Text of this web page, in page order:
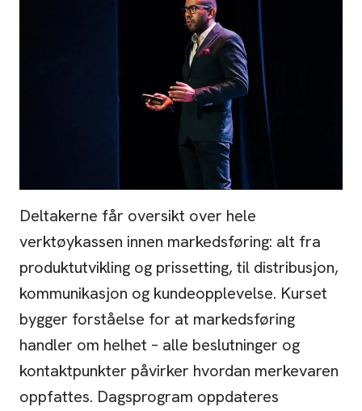
Deltakerne får oversikt over hele
verktøykassen innen markedsføring: alt fra
produktutvikling og prissetting, til distribusjon,
kommunikasjon og kundeopplevelse. Kurset
bygger forståelse for at markedsføring
handler om helhet – alle beslutninger og
kontaktpunkter påvirker hvordan merkevaren
oppfattes. Dagsprogram oppdateres